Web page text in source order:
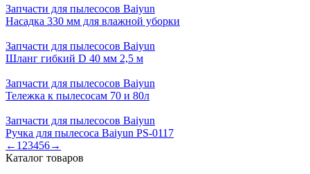
Запчасти для пылесосов Baiyun
Насадка 330 мм для влажной уборки
Запчасти для пылесосов Baiyun
Шланг гибкий D 40 мм 2,5 м
Запчасти для пылесосов Baiyun
Тележка к пылесосам 70 и 80л
Запчасти для пылесосов Baiyun
Ручка для пылесоса Baiyun PS-0117
← 1 23456→
Каталог товаров